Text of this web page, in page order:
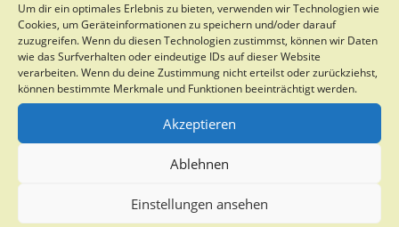
Um dir ein optimales Erlebnis zu bieten, verwenden wir Technologien wie
Cookies, um Geräteinformationen zu speichern und/oder darauf
zuzugreifen. Wenn du diesen Technologien zustimmst, können wir Daten
wie das Surfverhalten oder eindeutige IDs auf dieser Website
verarbeiten. Wenn du deine Zustimmung nicht erteilst oder zurückziehst,
können bestimmte Merkmale und Funktionen beeinträchtigt werden.
Akzeptieren
Ablehnen
Einstellungen ansehen
Brandenburg
2 Beiträge
Bremen
0 Beiträge
Göttingen